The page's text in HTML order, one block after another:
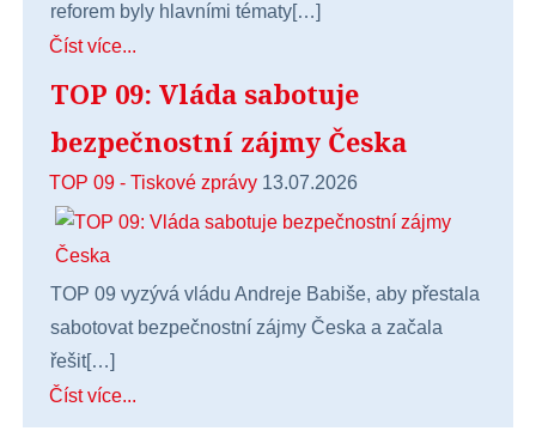
reforem byly hlavními tématy[…]
Číst více...
TOP 09: Vláda sabotuje
bezpečnostní zájmy Česka
TOP 09 - Tiskové zprávy 13.07.2026
TOP 09 vyzývá vládu Andreje Babiše, aby přestala
sabotovat bezpečnostní zájmy Česka a začala
řešit[…]
Číst více...